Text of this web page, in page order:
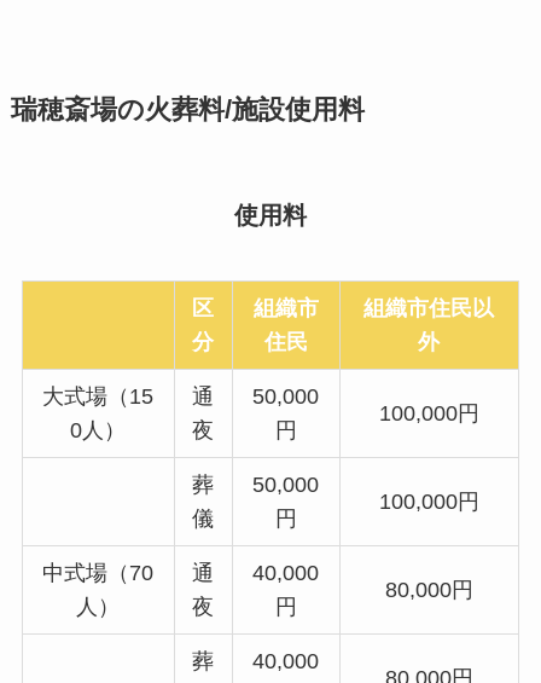
瑞穂斎場の火葬料/施設使用料
使用料
区
分
組織市
住民
組織市住民以
外
大式場（15
0人）
通
夜
50,000
円
100,000円
葬
儀
50,000
円
100,000円
中式場（70
人）
通
夜
40,000
円
80,000円
葬
40,000
80,000円